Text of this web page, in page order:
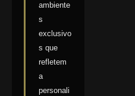
ambiente
s
exclusivo
s que
refletem
a
personali